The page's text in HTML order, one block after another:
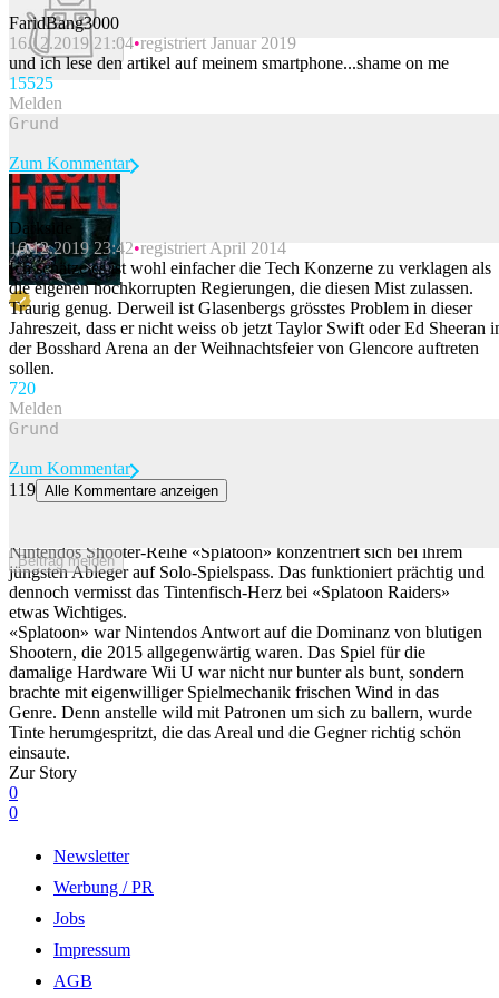
Beitrag melden
FaridBang3000
16.12.2019 21:04 registriert Januar 2019
und ich lese den artikel auf meinem smartphone...shame on me
15525
Melden
Beitrag melden
Zum Kommentar
Darkside
16.12.2019 23:42 registriert April 2014
Ich schätze es ist wohl einfacher die Tech Konzerne zu verklagen als
die eigenen hochkorrupten Regierungen, die diesen Mist zulassen.
Traurig genug. Derweil ist Glasenbergs grösstes Problem in dieser
Jahreszeit, dass er nicht weiss ob jetzt Taylor Swift oder Ed Sheeran
der Bosshard Arena an der Weihnachtsfeier von Glencore auftreten
sollen.
720
Melden
Beitrag melden
Zum Kommentar
119 Alle Kommentare anzeigen
Nintendos Shooter-Reihe «Splatoon» konzentriert sich bei ihrem
jüngsten Ableger auf Solo-Spielspass. Das funktioniert prächtig und
dennoch vermisst das Tintenfisch-Herz bei «Splatoon Raiders»
etwas Wichtiges.
«Splatoon» war Nintendos Antwort auf die Dominanz von blutigen
Shootern, die 2015 allgegenwärtig waren. Das Spiel für die
damalige Hardware Wii U war nicht nur bunter als bunt, sondern
brachte mit eigenwilliger Spielmechanik frischen Wind in das
Genre. Denn anstelle wild mit Patronen um sich zu ballern, wurde
Tinte herumgespritzt, die das Areal und die Gegner richtig schön
einsaute.
Zur Story
0
0
Newsletter
Werbung / PR
Jobs
Impressum
AGB